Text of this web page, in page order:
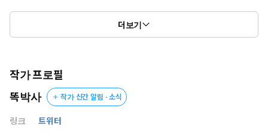
선천적으로 양성구유 체질을 타고난 백치 소년이었다.
상중에 씹질이나 하고 있는 걸 들키면 좀 피곤해지거든.”
사언은 본가 별채에 갇혀 그 누구도 접근할 수 없도록 통제되고 있던
연에게 흥미를 느끼고,
조부의 장례식이 끝나자마자 아이를 제 방으로 불러들인다.
더보기
작가 프로필
똑박사
작가 신간 알림 · 소식
링크 트위터